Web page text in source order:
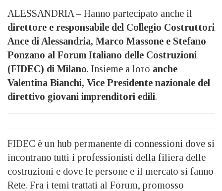
ALESSANDRIA – Hanno partecipato anche il
direttore e responsabile del Collegio Costruttori
Ance di Alessandria, Marco Massone e Stefano
Ponzano al Forum Italiano delle Costruzioni
(FIDEC) di Milano. Insieme a loro anche
Valentina Bianchi, Vice Presidente nazionale del
direttivo giovani imprenditori edili.
FIDEC è un hub permanente di connessioni dove si
incontrano tutti i professionisti della filiera delle
costruzioni e dove le persone e il mercato si fanno
Rete. Fra i temi trattati al Forum, promosso